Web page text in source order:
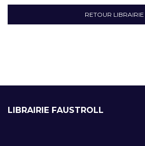
RETOUR LIBRAIRIE
LIBRAIRIE FAUSTROLL